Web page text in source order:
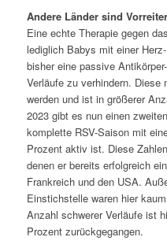
Andere Länder sind Vorreiter
Eine echte Therapie gegen
lediglich Babys mit einer
bisher eine passive
Verläufe zu verhindern. Diese
werden und ist in größerer
2023 gibt es nun einen
komplette RSV-Saison mit
Prozent aktiv ist. Diese
denen er bereits erfolgreich
Frankreich und den USA.
Einstichstelle waren hier
Anzahl schwerer Verläufe ist
Prozent zurückgegangen.